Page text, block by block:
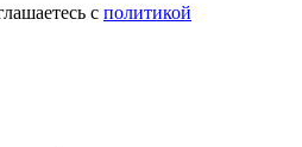
с политикой